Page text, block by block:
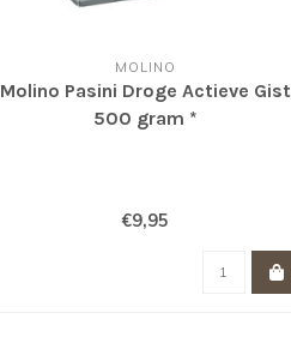
MOLINO
Molino Pasini Droge Actieve Gist
500 gram *
€9,95